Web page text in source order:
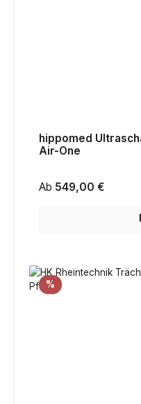
hippomed
Air-One
Regulärer Preis:
Ab 549,00 €
%Rabatt